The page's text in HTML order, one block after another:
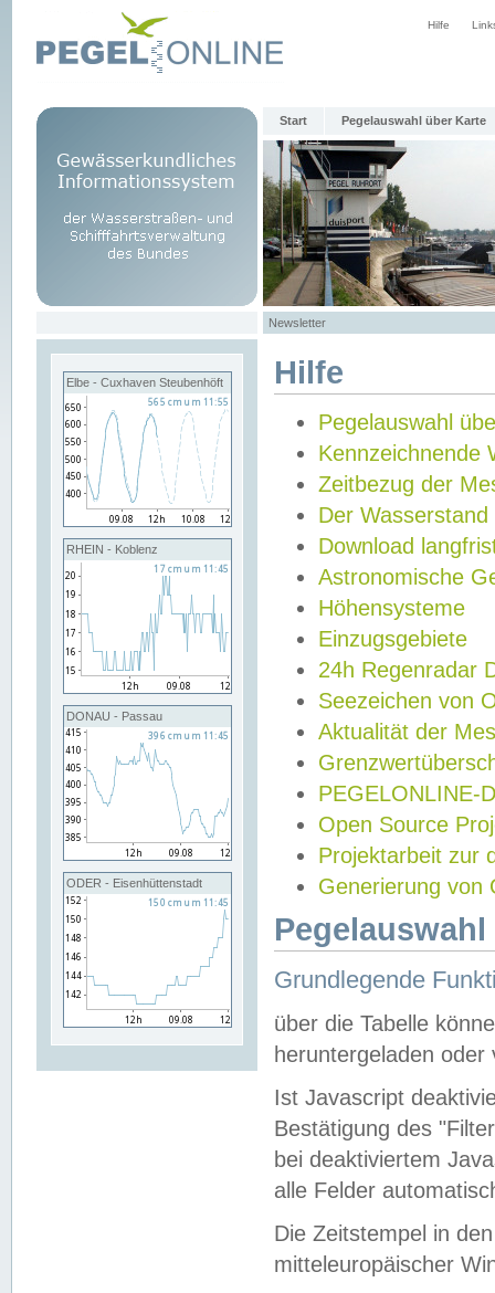
Hilfe
Start Pegelauswahl über Karte
Newsletter
Elbe - Cuxhaven Steubenhöft
RHEIN - Koblenz
DONAU - Passau
ODER - Eisenhüttenstadt
Hilfe
Pegelauswahl
Kennzeichnende
Zeitbezug der
Der Wasserstand
Download
Astronomische
Höhensysteme
Einzugsgebiete
24h Regenradar
Seezeichen von
Aktualität der
PEGELONLINE-
Open Source
Projektarbeit zur
Generierung von
Grundlegende
über die Tabelle
heruntergeladen oder
Ist Javascript
Bestätigung des
bei deaktiviertem
alle Felder
Die Zeitstempel in
mitteleuropäischer